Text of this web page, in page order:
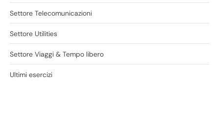
Settore Telecomunicazioni
Settore Utilities
Settore Viaggi & Tempo libero
Ultimi esercizi